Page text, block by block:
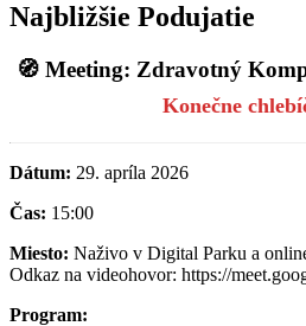
Najbližšie Podujatie
🧭 Meeting: Zdravotný
Konečne
Dátum: 29. apríla 2026
Čas: 15:00
Miesto: Naživo v Digital Parku a
Odkaz na videohovor: https://
Program: